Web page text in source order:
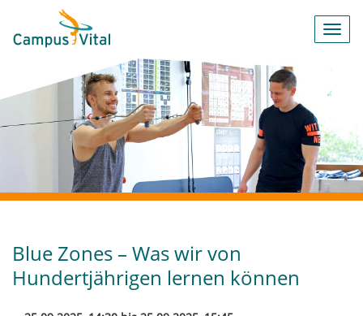
Blue Zones – Was wir von
Hundertjährigen lernen können